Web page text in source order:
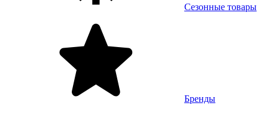
Сезонные товары
Бренды